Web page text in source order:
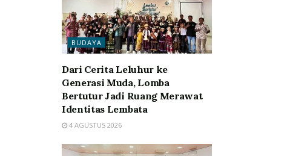
BUDAYA
Dari Cerita Leluhur ke
Generasi Muda, Lomba
Bertutur Jadi Ruang Merawat
Identitas Lembata
4 AGUSTUS 2026